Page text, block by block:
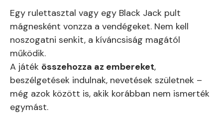
Egy rulettasztal vagy egy Black Jack pult
mágnesként vonzza a vendégeket. Nem kell
noszogatni senkit, a kíváncsiság magától
működik.
A játék összehozza az embereket,
beszélgetések indulnak, nevetések születnek –
még azok között is, akik korábban nem ismerték
egymást.